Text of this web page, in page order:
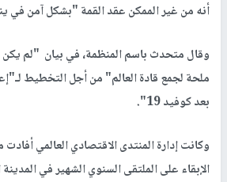
أنه من غير الممكن عقد القمة "بشكل آمن في
وقال متحدث باسم المنظمة، في بيان "لم يكن
ملحة لجمع قادة العالم" من أجل التخطيط
بعد كوفيد 19".
وكانت إدارة المنتدى الاقتصادي العالمي أفادت
الإبقاء على الملتقى السنوي الشهير في